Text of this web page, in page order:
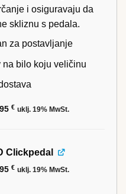
i osiguravaju da
skliznu s pedala.
za postavljanje
na bilo koju veličinu
€ uklj. 19% MwSt.
Clickpedal
€ uklj. 19% MwSt.